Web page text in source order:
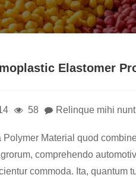
Elastomer
58 Relinque mihi
Polymer Material quod
comprehendo
commoda. Ita, quantum